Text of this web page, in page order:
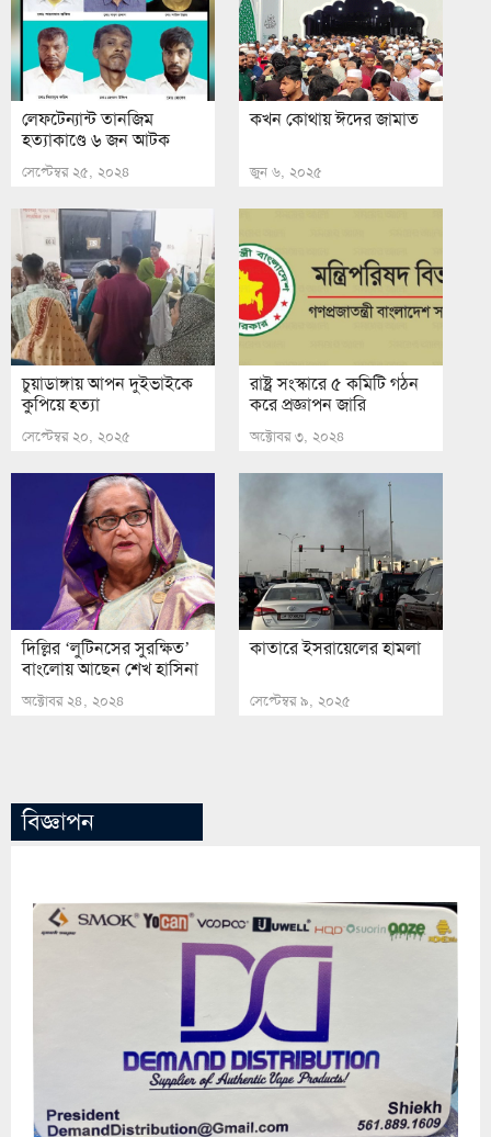
লেফটেন্যান্ট তানজিম
হত্যাকাণ্ডে ৬ জন আটক
সেপ্টেম্বর ২৫, ২০২৪
কখন কোথায় ঈদের জামাত
জুন ৬, ২০২৫
চুয়াডাঙ্গায় আপন দুইভাইকে
কুপিয়ে হত্যা
সেপ্টেম্বর ২০, ২০২৫
রাষ্ট্র সংস্কারে ৫ কমিটি গঠন
করে প্রজ্ঞাপন জারি
অক্টোবর ৩, ২০২৪
দিল্লির ‘লুটিনসের সুরক্ষিত’
বাংলোয় আছেন শেখ হাসিনা
অক্টোবর ২৪, ২০২৪
কাতারে ইসরায়েলের হামলা
সেপ্টেম্বর ৯, ২০২৫
বিজ্ঞাপন